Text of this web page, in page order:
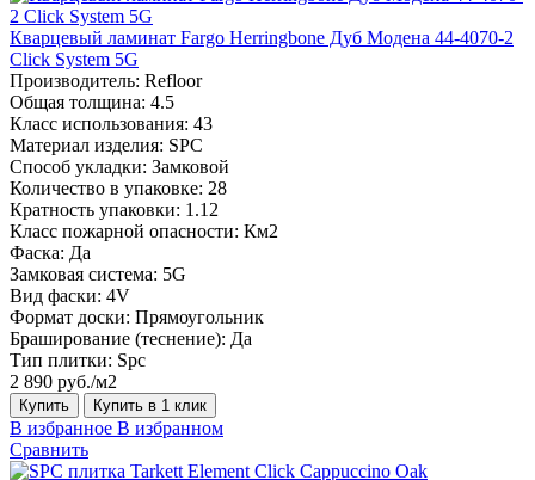
Кварцевый ламинат Fargo Herringbone Дуб Модена 44-4070-2
Click System 5G
Производитель: Refloor
Общая толщина: 4.5
Класс использования: 43
Материал изделия: SPC
Способ укладки: Замковой
Количество в упаковке: 28
Кратность упаковки: 1.12
Класс пожарной опасности: Км2
Фаска: Да
Замковая система: 5G
Вид фаски: 4V
Формат доски: Прямоугольник
Браширование (теснение): Да
Тип плитки: Spc
2 890 руб./м2
Купить Купить в 1 клик
В избранное В избранном
Сравнить